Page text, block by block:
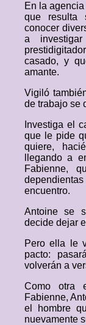
En la
que resulta
conocer
a
casado, y
amante.
Vigiló
de trabajo se
Investiga el
que le pide
quiere,
llegando a
Fabienne,
encuentro.
Antoine se
decide dejar
Pero ella le
pacto:
volverán a
Como otra
Fabienne,
el hombre
nuevamente